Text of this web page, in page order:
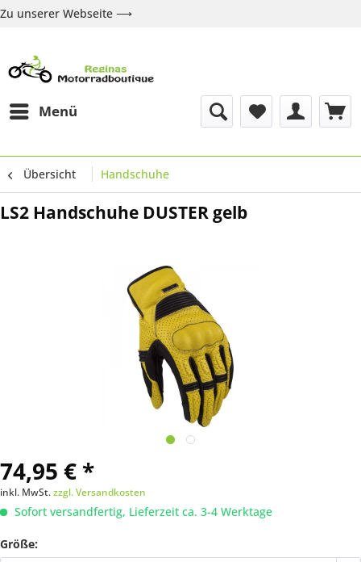
Zu unserer Webseite ⟶
Menü
Übersicht Handschuhe
LS2 Handschuhe DUSTER gelb
74,95 € *
inkl. MwSt.zzgl. Versandkosten
Sofort versandfertig, Lieferzeit ca. 3-4 Werktage
Größe: